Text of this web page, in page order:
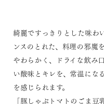
綺麗ですっきりとした味わ
ンスのとれた、料理の邪魔
やわらかく、ドライな飲み
い酸味とキレを、常温にな
を感じられます。
「豚しゃぶトマトのごま豆